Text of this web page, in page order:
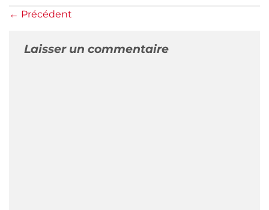
← Précédent
Laisser un commentaire